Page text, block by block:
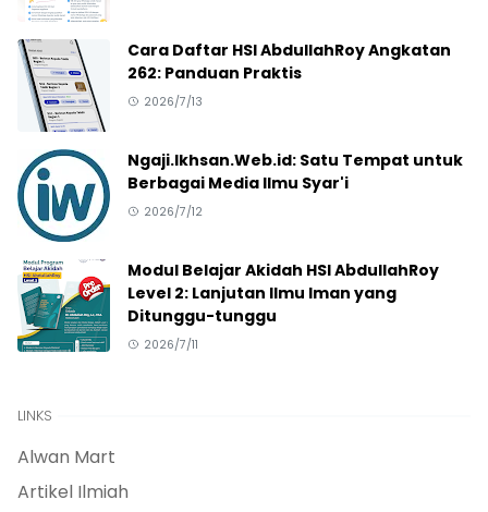
Cara Daftar HSI AbdullahRoy Angkatan
262: Panduan Praktis
2026/7/13
Ngaji.Ikhsan.Web.id: Satu Tempat untuk
Berbagai Media Ilmu Syar'i
2026/7/12
Modul Belajar Akidah HSI AbdullahRoy
Level 2: Lanjutan Ilmu Iman yang
Ditunggu-tunggu
2026/7/11
LINKS
Alwan Mart
Artikel Ilmiah